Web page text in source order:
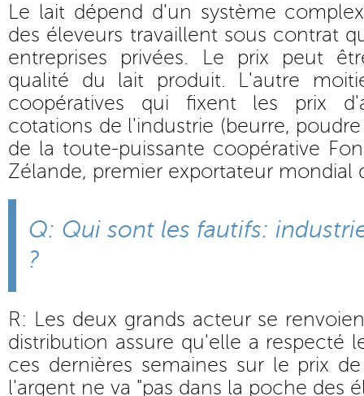
Le lait dépend d'un système
des éleveurs travaillent sous contrat
entreprises privées. Le prix peut
qualité du lait produit. L'autre
coopératives qui fixent les prix
cotations de l'industrie (beurre,
de la toute-puissante coopérative
Zélande, premier exportateur mondial
Q: Qui sont les fautifs:
?
R: Les deux grands acteur se
distribution assure qu'elle a respecté
ces dernières semaines sur le prix
l'argent ne va "pas dans la poche des